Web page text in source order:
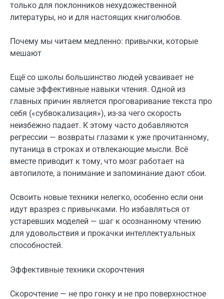
только для поклонников нехудожественной
литературы, но и для настоящих книголюбов.
Почему мы читаем медленно: привычки, которые
мешают
Ещё со школы большинство людей усваивает не
самые эффективные навыки чтения. Одной из
главных причин является проговаривание текста про
себя («субвокализация»), из-за чего скорость
неизбежно падает. К этому часто добавляются
регрессии — возвраты глазами к уже прочитанному,
путаница в строках и отвлекающие мысли. Всё
вместе приводит к тому, что мозг работает на
автопилоте, а понимание и запоминание дают сбои.
Освоить новые техники нелегко, особенно если они
идут вразрез с привычками. Но избавляться от
устаревших моделей — шаг к осознанному чтению
для удовольствия и прокачки интеллектуальных
способностей.
Эффективные техники скорочтения
Скорочтение — не про гонку и не про поверхностное